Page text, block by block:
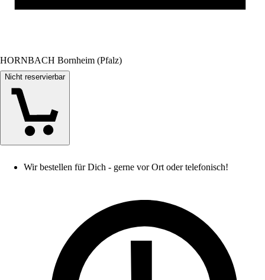
HORNBACH Bornheim (Pfalz)
Nicht reservierbar
Wir bestellen für Dich - gerne vor Ort oder telefonisch!